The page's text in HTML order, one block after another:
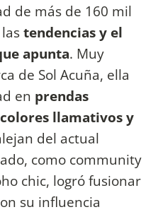
de más de 160 mil
tendencias y el
apunta. Muy
de Sol Acuña, ella
en prendas
llamativos y
del actual
como community
chic, logró fusionar
su influencia